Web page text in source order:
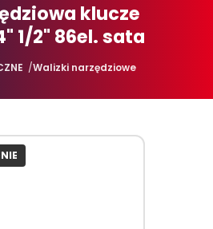
klucze
1/2" 86el. sata
Walizki narzędziowe